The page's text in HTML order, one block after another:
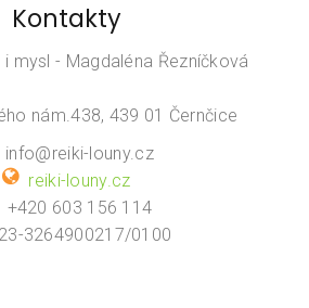
Kontakty
mysl - Magdaléna Řezníčková
nám.438, 439 01 Černčice
info@reiki-louny.cz
reiki-louny.cz
+420 603 156 114
3264900217/0100